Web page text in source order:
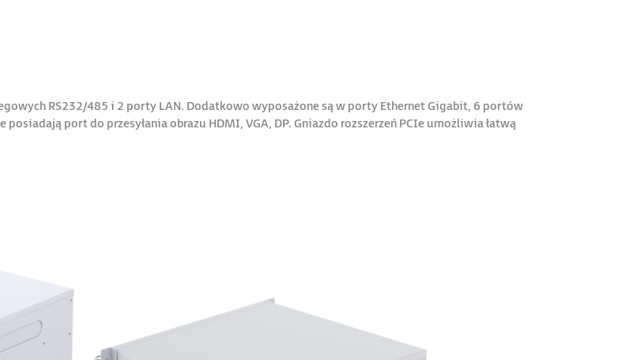
RS232/485 i 2 porty LAN. Dodatkowo wyposażone są w porty Ethernet Gigabit, 6 portów
posiadają port do przesyłania obrazu HDMI, VGA, DP. Gniazdo rozszerzeń PCIe umożliwia łatwą